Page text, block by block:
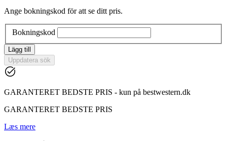
Ange bokningskod för att se ditt pris.
Bokningskod
Lägg till
Uppdatera sök
GARANTERET BEDSTE PRIS - kun på bestwestern.dk
GARANTERET BEDSTE PRIS
Læs mere